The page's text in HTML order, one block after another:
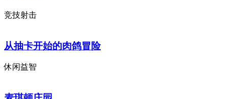
竞技射击
从抽卡开始的肉鸽冒险
休闲益智